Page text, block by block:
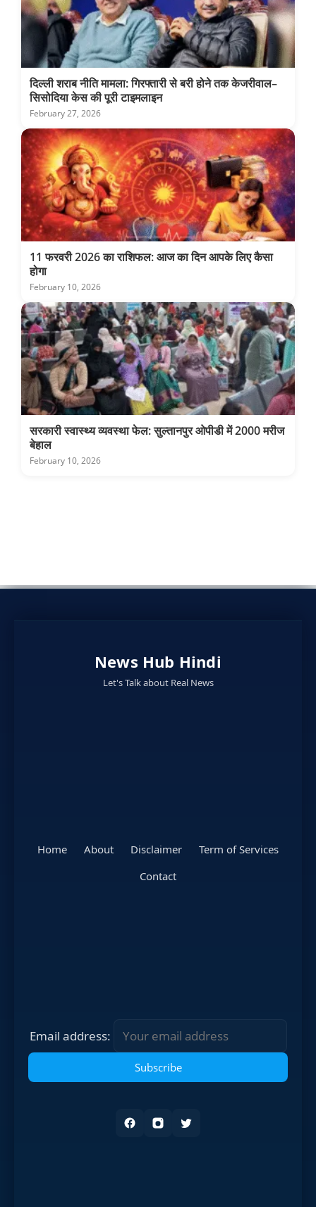
दिल्ली शराब नीति मामला: गिरफ्तारी से बरी होने तक केजरीवाल–
सिसोदिया केस की पूरी टाइमलाइन
February 27, 2026
11 फरवरी 2026 का राशिफल: आज का दिन आपके लिए कैसा
होगा
February 10, 2026
सरकारी स्वास्थ्य व्यवस्था फेल: सुल्तानपुर ओपीडी में 2000 मरीज
बेहाल
February 10, 2026
News Hub Hindi
Let's Talk about Real News
Home About Disclaimer
Term of Services
Contact
Email address: